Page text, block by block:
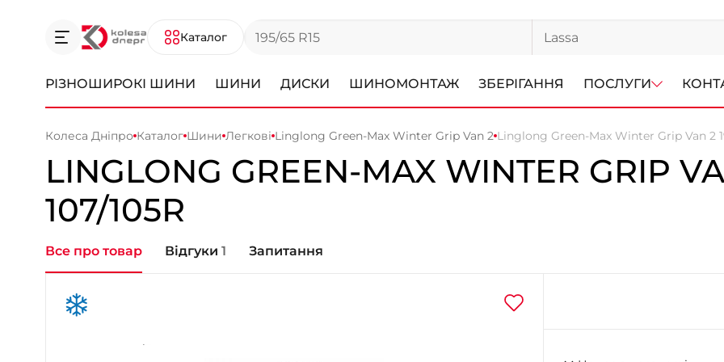
Каталог
РІЗНОШИРОКІ ШИНИ ШИНИ ДИСКИ ШИНОМОНТАЖ ЗБЕРІГАННЯ ПОСЛУГИ
Колеса Дніпро Каталог Шини Легкові Linglong Green-Max Winter Grip Van 2 Linglong Green-Max Winter Grip Van 2
LINGLONG GREEN-MAX WINTER GRIP
107/105R
Все про товар Відгуки 1 Запитання